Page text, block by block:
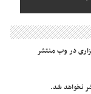
در وب منتشر
نخواهد شد.